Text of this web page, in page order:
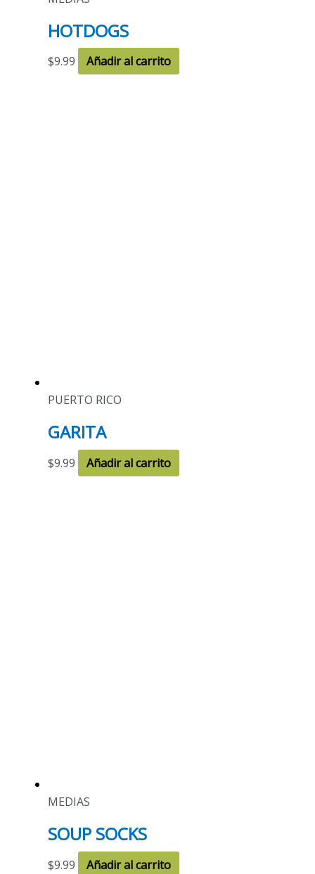
HOTDOGS
$9.99 Añadir al carrito
PUERTO RICO
GARITA
$9.99 Añadir al carrito
MEDIAS
SOUP SOCKS
$9.99 Añadir al carrito